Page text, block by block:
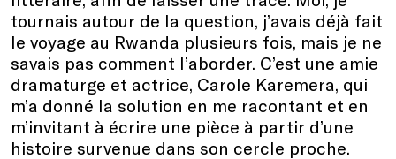
tournais autour de la question, j’avais déjà fait
le voyage au Rwanda plusieurs fois, mais je ne
savais pas comment l’aborder. C’est une amie
dramaturge et actrice, Carole Karemera, qui
m’a donné la solution en me racontant et en
m’invitant à écrire une pièce à partir d’une
histoire survenue dans son cercle proche.